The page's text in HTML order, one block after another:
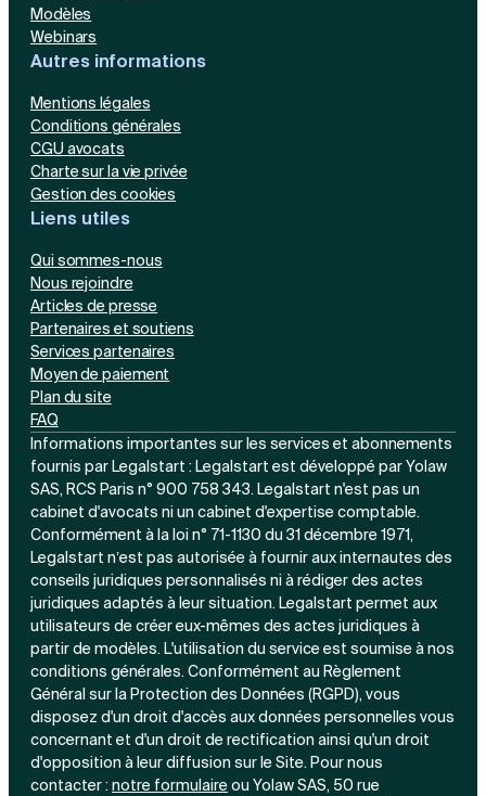
Modèles
Webinars
Autres informations
Mentions légales
Conditions générales
CGU avocats
Charte sur la vie privée
Gestion des cookies
Liens utiles
Qui sommes-nous
Nous rejoindre
Articles de presse
Partenaires et soutiens
Services partenaires
Moyen de paiement
Plan du site
FAQ
Informations importantes sur les services et abonnements
fournis par Legalstart : Legalstart est développé par Yolaw
SAS, RCS Paris n° 900 758 343. Legalstart n'est pas un
cabinet d'avocats ni un cabinet d'expertise comptable.
Conformément à la loi n° 71-1130 du 31 décembre 1971,
Legalstart n’est pas autorisée à fournir aux internautes des
conseils juridiques personnalisés ni à rédiger des actes
juridiques adaptés à leur situation. Legalstart permet aux
utilisateurs de créer eux-mêmes des actes juridiques à
partir de modèles. L'utilisation du service est soumise à nos
conditions générales. Conformément au Règlement
Général sur la Protection des Données (RGPD), vous
disposez d'un droit d'accès aux données personnelles vous
concernant et d'un droit de rectification ainsi qu'un droit
d'opposition à leur diffusion sur le Site. Pour nous
contacter : notre formulaireou Yolaw SAS, 50 rue